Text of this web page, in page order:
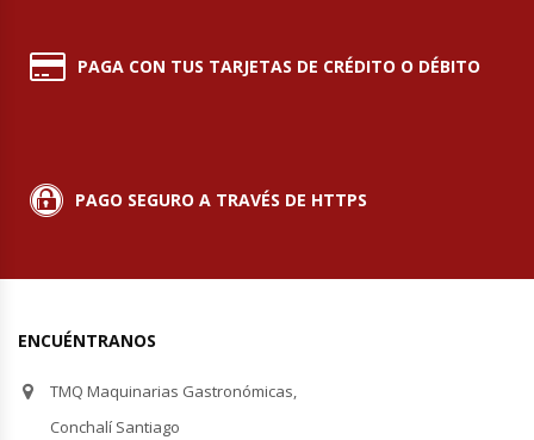
PAGA CON TUS TARJETAS DE CRÉDITO O DÉBITO
PAGO SEGURO A TRAVÉS DE HTTPS
ENCUÉNTRANOS
TMQ Maquinarias Gastronómicas,
Conchalí Santiago